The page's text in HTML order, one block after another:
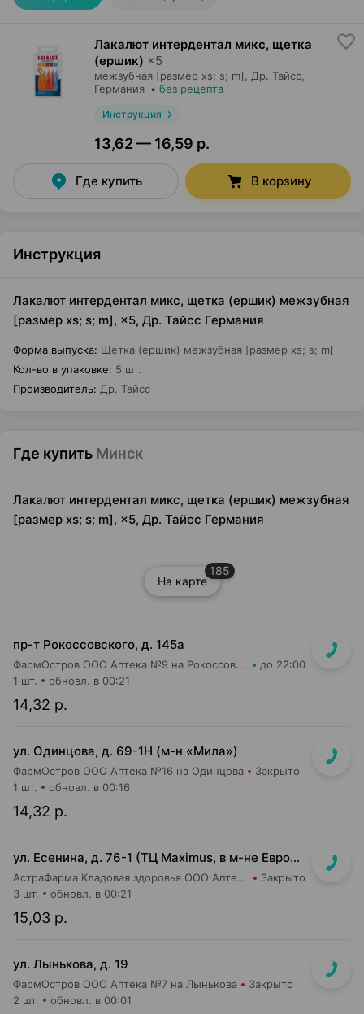
Лакалют интердентал микс, щетка
(ершик) ×5
межзубная [размер xs; s; m], Др. Тайсс
Германия • без рецепта
Инструкция
13,62 — 16,59 р.
Где купить В корзину
Инструкция
Лакалют интердентал микс, щетка (ершик) межзубная
[размер xs; s; m], ×5, Др. Тайсс Германия
Форма выпуска: Щетка (ершик) межзубная [размер xs; s; m]
Кол-во в упаковке: 5 шт.
Производитель: Др. Тайсс
Где купить Минск
Лакалют интердентал микс, щетка (ершик) межзубная
[размер xs; s; m], ×5, Др. Тайсс Германия
На карте
185
пр-т Рокоссовского, д. 145а
ФармОстров ООО Аптека №9 на Рокоссовского до 22:00
14,32 р.
1 шт. обновл. в 00:21
ул. Одинцова, д. 69-1Н (м-н «Мила»)
ФармОстров ООО Аптека №16 на Одинцова Закрыто
14,32 р.
1 шт. обновл. в 00:16
ул. Есенина, д. 76-1 (ТЦ Maximus, в м-не Евроопт Super)
АстраФарма Кладовая здоровья ООО Аптека №9 Закрыто
15,03 р.
3 шт. обновл. в 00:21
ул. Лынькова, д. 19
ФармОстров ООО Аптека №7 на Лынькова Закрыто
2 шт. обновл. в 00:01